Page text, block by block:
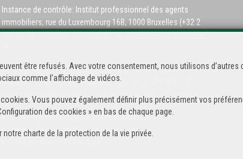
être refusés. Avec votre consentement, nous utilisons
comme l’affichage de vidéos.
Vous pouvez également définir plus précisément vos
des cookies » en bas de chaque page.
notre charte de la protection de la vie privée
Instance de contrôle: Institut professionnel des agents
immobiliers, rue du Luxembourg 16B, 1000 Bruxelles (+32 2
505 38 50 - info@ipi.be) - Soumis aucode déontologique de l’
RC professionnelle et cautionnement via AXA Belgium SA,
Place du Trône 1, 1000 Bruxelles – police n° 730.390.160.
Couverture valable pour les activités réalisées en Belgique
Conditions générales d'utilisation du site
Charte de la protection de la vie privée